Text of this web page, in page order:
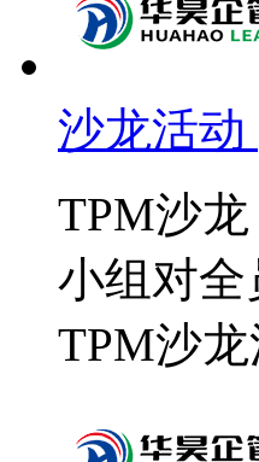
沙龙活动
TPM沙
小组对
TPM沙